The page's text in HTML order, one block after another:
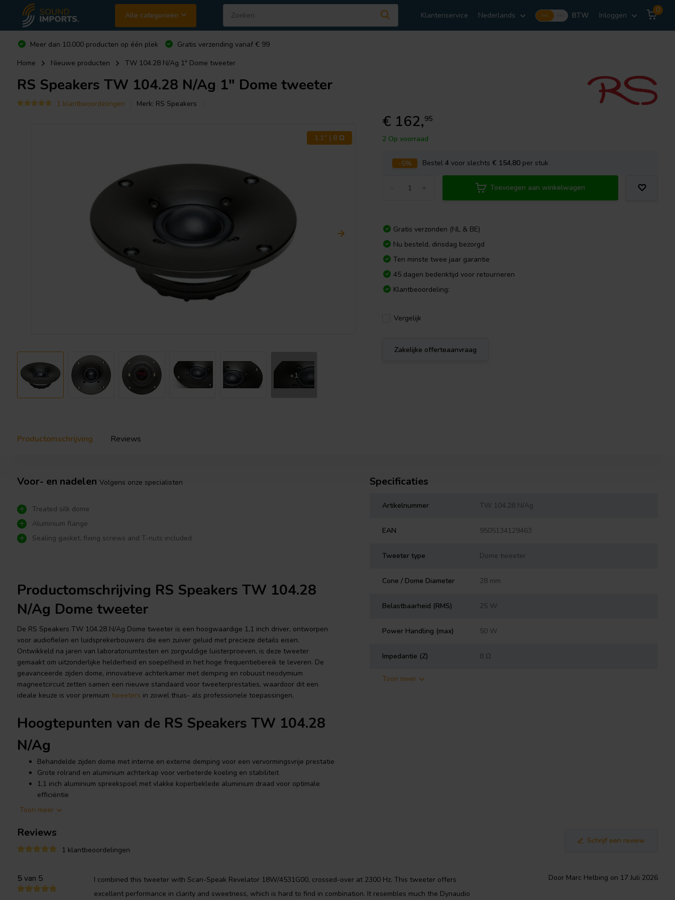
Alle categorieën Klantenservice Nederlands Incl. BTW Inloggen
0
Meer dan 10.000 producten op één plek
Gratis verzending vanaf € 99
Home
Nieuwe producten TW 104.28 N/Ag 1" Dome tweeter
RS Speakers TW 104.28 N/Ag 1" Dome tweeter
1 klantbeoordelingen Merk: RS Speakers
1.1" | 8 Ω
+1
€ 162,95
2 Op voorraad
-5% Bestel4 voor slechts€ 154,80 per stuk
Toevoegen aan winkelwagen
Gratis verzonden (NL & BE)
Nu besteld, dinsdag bezorgd
Ten minste twee jaar garantie
45 dagen bedenktijd voor retourneren
Klantbeoordeling:
Vergelijk
Zakelijke offerteaanvraag
Productomschrijving Reviews
Voor- en nadelen Volgens onze specialisten
Treated silk dome
Aluminium flange
Sealing gasket, fixing screws and T-nuts included
Productomschrijving RS Speakers TW 104.28
N/Ag Dome tweeter
De RS Speakers TW 104.28 N/Ag Dome tweeter is een hoogwaardige 1,1 inch driver, ontworpen
voor audiofielen en luidsprekerbouwers die een zuiver geluid met precieze details eisen.
Ontwikkeld na jaren van laboratoriumtesten en zorgvuldige luisterproeven, is deze tweeter
gemaakt om uitzonderlijke helderheid en soepelheid in het hoge frequentiebereik te leveren. De
geavanceerde zijden dome, innovatieve achterkamer met demping en robuust neodymium
magneetcircuit zetten samen een nieuwe standaard voor tweeterprestaties, waardoor dit een
ideale keuze is voor premium tweeters in zowel thuis- als professionele toepassingen.
Hoogtepunten van de RS Speakers TW 104.28
N/Ag
Behandelde zijden dome met interne en externe demping voor een vervormingsvrije prestatie
Grote rolrand en aluminium achterkap voor verbeterde koeling en stabiliteit
1,1 inch aluminium spreekspoel met vlakke koperbeklede aluminium draad voor optimale
efficiëntie
Inclusief afdichting pakking, bevestigingsschroeven en griff-nuts voor praktische installatie.
Productdetails RS Speakers TW 104.28 N/Ag
Het verfijnde ontwerp van de TW 104.28 N/Ag begint met de nauwkeurig behandelde zijden dome,
Toon meer
Specificaties
Artikelnummer TW 104.28 N/Ag
EAN 9505134129463
Tweeter type Dome tweeter
Cone / Dome Diameter 28 mm
Belastbaarheid (RMS) 25 W
Power Handling (max) 50 W
Impedantie (Z) 8 Ω
Toon meer
Reviews
1 klantbeoordelingen
Schrijf een review
5van 5
I combined this tweeter with Scan-Speak Revelator 18W/4531G00, crossed-over at 2300 Hz. This tweeter offers
excellent performance in clarity and sweetness, which is hard to find in combination. It resembles much the Dynaudio
Door Marc Helbing on 17 Juli 2026